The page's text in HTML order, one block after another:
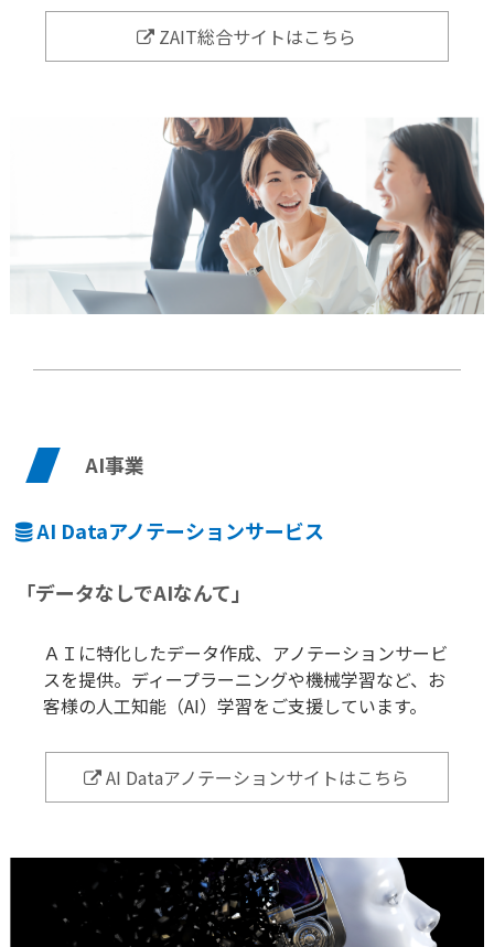
ZAIT総合サイトはこちら
AI事業
AI Dataアノテーションサービス
「データなしでAIなんて」
ＡＩに特化したデータ作成、アノテーションサービ
スを提供。ディープラーニングや機械学習など、お
客様の人工知能（AI）学習をご支援しています。
AI Dataアノテーションサイトはこちら